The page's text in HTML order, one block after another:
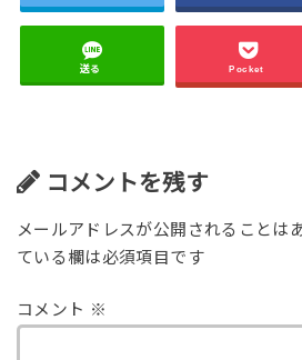
送る Pocket
コメントを残す
メールアドレスが公開されることは
ている欄は必須項目です
コメント ※